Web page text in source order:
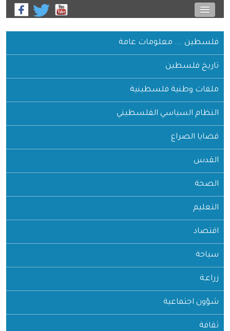
فلسطين ... معلومات عامة
تاريخ فلسطين
ملفات وطنية فلسطينية
النظام السياسي الفلسطيني
قضايا الصراع
القدس
الصحة
التعليم
اقتصاد
سياحة
زراعـة
شؤون اجتماعية
ثقافة